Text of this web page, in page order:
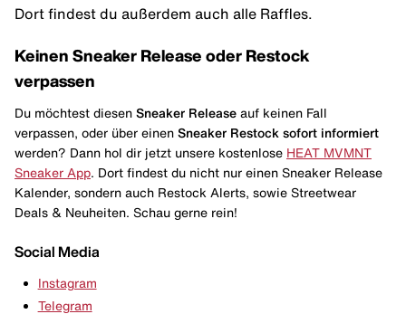
Dort findest du außerdem auch alle Raffles.
Keinen Sneaker Release oder Restock
verpassen
Du möchtest diesen Sneaker Release auf keinen Fall
verpassen, oder über einen Sneaker Restock sofort informiert
werden? Dann hol dir jetzt unsere kostenlose HEAT MVMNT
Sneaker App . Dort findest du nicht nur einen Sneaker Release
Kalender, sondern auch Restock Alerts, sowie Streetwear
Deals & Neuheiten. Schau gerne rein!
Social Media
Instagram
Telegram